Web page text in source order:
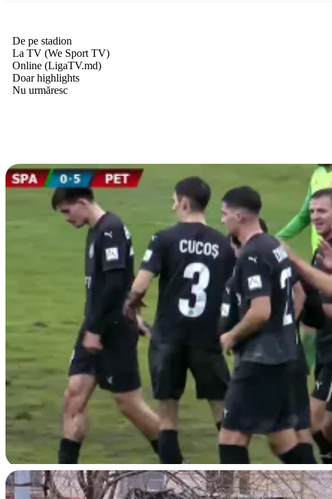
De pe stadion
La TV (We Sport TV)
Online (LigaTV.md)
Doar highlights
Nu urmăresc